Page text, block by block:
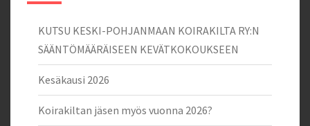
KUTSU KESKI-POHJANMAAN KOIRAKILTA RY:N
SÄÄNTÖMÄÄRÄISEEN KEVÄTKOKOUKSEEN
Kesäkausi 2026
Koirakiltan jäsen myös vuonna 2026?